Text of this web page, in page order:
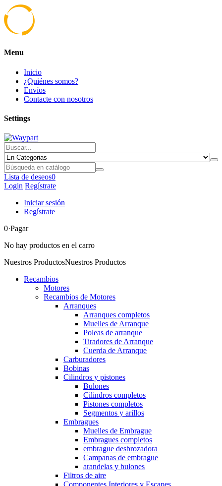
Menu
Inicio
¿Quiénes somos?
Envíos
Contacte con nosotros
Settings
Lista de deseos0
Login Regístrate
Iniciar sesión
Regístrate
0·Pagar
No hay productos en el carro
Nuestros ProductosNuestros Productos
Recambios
Motores
Recambios de Motores
Arranques
Arranques completos
Muelles de Arranque
Poleas de arranque
Tiradores de Arranque
Cuerda de Arranque
Carburadores
Bobinas
Cilindros y pistones
Bulones
Cilindros completos
Pistones completos
Segmentos y arillos
Embragues
Muelles de Embrague
Embragues completos
embrague desbrozadora
Campanas de embrague
arandelas y bulones
Filtros de aire
Componentes Interiores y Escapes